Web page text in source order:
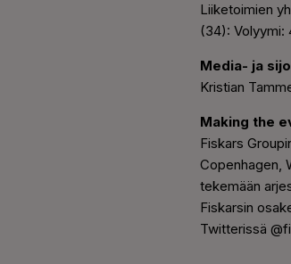
Liiketoimien
(34): Volyymi:
Media- ja
Kristian
Making the
Fiskars
Copenhagen,
tekemään
Fiskarsin
Twitterissä